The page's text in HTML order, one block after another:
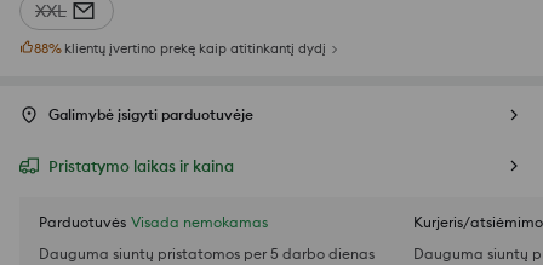
XXL
88% klientų įvertino prekę kaip atitinkantį dydį
Galimybė įsigyti parduotuvėje
Pristatymo laikas ir kaina
Parduotuvės Visada nemokamas
Dauguma siuntų pristatomos per 5 darbo dienas
Kurjeris/
Dauguma siuntų